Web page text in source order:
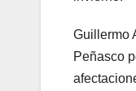
Guillermo
Peñasco